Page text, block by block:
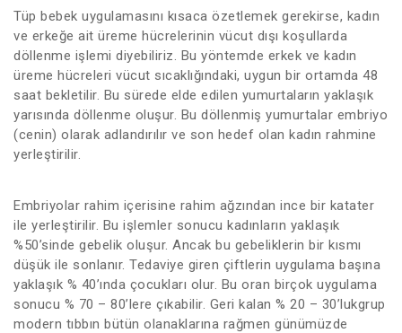
Tüp bebek uygulamasını kısaca özetlemek gerekirse, kadın
ve erkeğe ait üreme hücrelerinin vücut dışı koşullarda
döllenme işlemi diyebiliriz. Bu yöntemde erkek ve kadın
üreme hücreleri vücut sıcaklığındaki, uygun bir ortamda 48
saat bekletilir. Bu sürede elde edilen yumurtaların yaklaşık
yarısında döllenme oluşur. Bu döllenmiş yumurtalar embriyo
(cenin) olarak adlandırılır ve son hedef olan kadın rahmine
yerleştirilir.
Embriyolar rahim içerisine rahim ağzından ince bir katater
ile yerleştirilir. Bu işlemler sonucu kadınların yaklaşık
%50’sinde gebelik oluşur. Ancak bu gebeliklerin bir kısmı
düşük ile sonlanır. Tedaviye giren çiftlerin uygulama başına
yaklaşık % 40’ında çocukları olur. Bu oran birçok uygulama
sonucu % 70 – 80’lere çıkabilir. Geri kalan % 20 – 30’lukgrup
modern tıbbın bütün olanaklarına rağmen günümüzde